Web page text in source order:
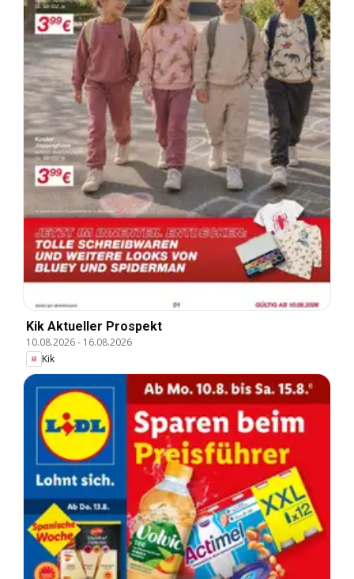
Kik Aktueller Prospekt
10.08.2026- 16.08.2026
Kik